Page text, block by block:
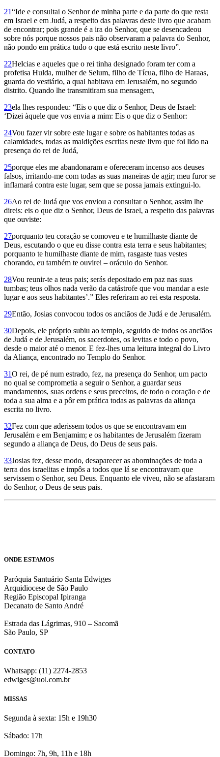
21“Ide e con­sultai o Senhor de minha parte e da parte do que resta
em Israel e em Judá, a respeito das palavras deste livro que acabam
de encontrar; pois grande é a ira do Senhor, que se desencadeou
sobre nós porque nossos pais não observaram a palavra do Senhor,
não pondo em prática tudo o que está escrito neste livro”.
22Helcias e aqueles que o rei tinha designado foram ter com a
profetisa Hulda, mulher de Selum, filho de Tícua, filho de Haraas,
guarda do vestiário, a qual habitava em Jerusalém, no segundo
distrito. Quando lhe transmitiram sua mensagem,
23ela lhes respondeu: “Eis o que diz o Senhor, Deus de Israel:
‘Dizei àquele que vos envia a mim: Eis o que diz o Senhor:
24Vou fazer vir sobre este lugar e sobre os habitantes todas as
calamidades, todas as maldições escritas neste livro que foi lido na
presença do rei de Judá,
25porque eles me abandonaram e ofereceram incenso aos deuses
falsos, irritando-me com todas as suas maneiras de agir; meu furor se
inflamará contra este lugar, sem que se possa jamais extingui-lo.
26Ao rei de Judá que vos enviou a consultar o Senhor, assim lhe
direis: eis o que diz o Senhor, Deus de Israel, a respeito das palavras
que ouviste:
27porquanto teu coração se comoveu e te humilhaste diante de
Deus, escutando o que eu disse contra esta terra e seus habitantes;
porquanto te humilhaste diante de mim, rasgaste tuas vestes
chorando, eu também te ouvirei – oráculo do Senhor.
28Vou reunir-te a teus pais; serás depositado em paz nas suas
tumbas; teus olhos nada verão da catástrofe que vou mandar a este
lugar e aos seus habitantes’.” Eles referiram ao rei esta resposta.
29Então, Josias convocou todos os anciãos de Judá e de Jerusalém.
30Depois, ele próprio subiu ao templo, seguido de todos os anciãos
de Judá e de Jerusalém, os sacerdotes, os levitas e todo o povo,
desde o maior até o menor. E fez-lhes uma leitura integral do Livro
da Aliança, encontrado no Templo do Senhor.
31O rei, de pé num estrado, fez, na presença do Senhor, um pacto
no qual se comprometia a seguir o Senhor, a guardar seus
mandamentos, suas ordens e seus preceitos, de todo o coração e de
toda a sua alma e a pôr em prática todas as palavras da aliança
escrita no livro.
32Fez com que aderissem todos os que se encontravam em
Jerusalém e em Benjamim; e os habitantes de Jerusalém fizeram
segundo a aliança de Deus, do Deus de seus pais.
33Josias fez, desse modo, desaparecer as abominações de toda a
terra dos israelitas e impôs a todos que lá se encontravam que
servissem o Senhor, seu Deus. Enquanto ele viveu, não se afastaram
do Senhor, o Deus de seus pais.
ONDE ESTAMOS
Paróquia Santuário Santa Edwiges
Arquidiocese de São Paulo
Região Episcopal Ipiranga
Decanato de Santo André
Estrada das Lágrimas, 910 – Sacomã
São Paulo, SP
CONTATO
Whatsapp: (11) 2274-2853
edwiges@uol.com.br
MISSAS
Segunda à sexta: 15h e 19h30
Sábado: 17h
Domingo: 7h, 9h, 11h e 18h